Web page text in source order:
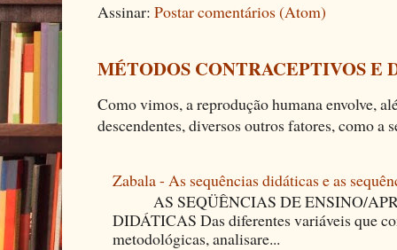
Assinar: Postar comentários (Atom)
MÉTODOS CONTRACEPTIVOS E
Como vimos, a reprodução humana envolve,
descendentes, diversos outros fatores, como a
Zabala - As sequências didáticas e as
AS SEQÜÊNCIAS DE ENSINO/
DIDÁTICAS Das diferentes variáveis que
metodológicas, analisare...